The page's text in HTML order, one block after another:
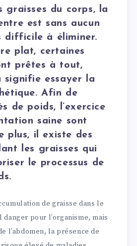
graisses du corps, la
est sans aucun
difficile à éliminer.
plat, certaines
prêtes à tout,
signifie essayer la
Afin de
de poids, l’exercice
saine sont
plus, il existe des
les graisses qui
le processus de
de graisse dans le
pour l’organisme, mais
l’abdomen, la présence de